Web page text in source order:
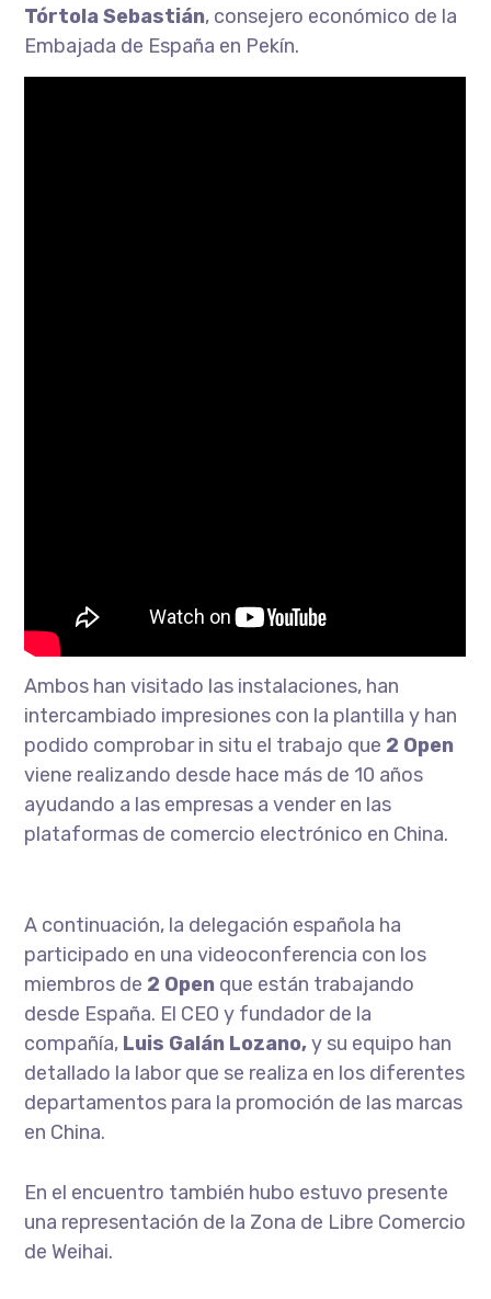
Tórtola Sebastián, consejero económico de la
Embajada de España en Pekín.
Ambos han visitado las instalaciones, han
intercambiado impresiones con la plantilla y han
podido comprobar in situ el trabajo que 2 Open
viene realizando desde hace más de 10 años
ayudando a las empresas a vender en las
plataformas de comercio electrónico en China.
A continuación, la delegación española ha
participado en una videoconferencia con los
miembros de 2 Open que están trabajando
desde España. El CEO y fundador de la
compañía, Luis Galán Lozano,y su equipo han
detallado la labor que se realiza en los diferentes
departamentos para la promoción de las marcas
en China.
En el encuentro también hubo estuvo presente
una representación de la Zona de Libre Comercio
de Weihai.